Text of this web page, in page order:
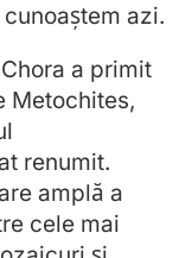
azi.
a primit
Metochites,
renumit.
amplă a
cele mai